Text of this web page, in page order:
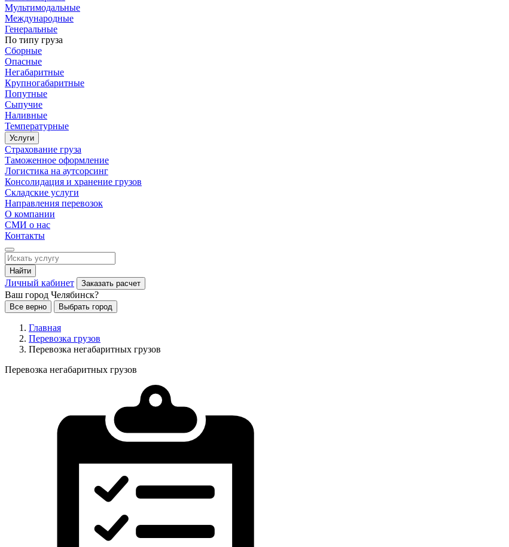
Мультимодальные
Международные
Генеральные
По типу груза
Сборные
Опасные
Негабаритные
Крупногабаритные
Попутные
Сыпучие
Наливные
Температурные
Услуги
Страхование груза
Таможенное оформление
Логистика на аутсорсинг
Консолидация и хранение грузов
Складские услуги
Направления перевозок
О компании
СМИ о нас
Контакты
Найти
Личный кабинет Заказать расчет
Ваш город Челябинск?
Все верно Выбрать город
Главная
Перевозка грузов
Перевозка негабаритных грузов
Перевозка негабаритных грузов